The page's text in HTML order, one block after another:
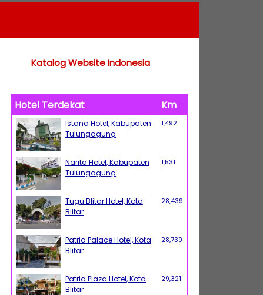
Katalog Website Indonesia
Hotel Terdekat Km
Istana Hotel, Kabupaten
Tulungagung
1,492
Narita Hotel, Kabupaten
Tulungagung
1,531
Tugu Blitar Hotel, Kota
Blitar
28,439
Patria Palace Hotel, Kota
Blitar
28,739
Patria Plaza Hotel, Kota
Blitar
29,321